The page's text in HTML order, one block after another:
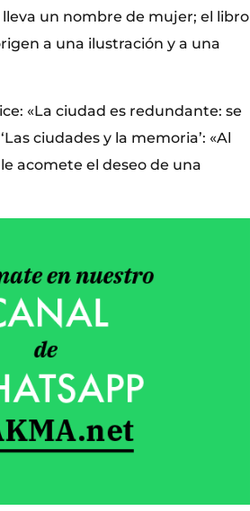
un nombre de mujer; el libro
a una ilustración y a una
«La ciudad es redundante: se
ciudades y la memoria’: «Al
acomete el deseo de una